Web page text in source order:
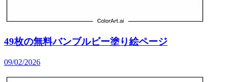
49枚の無料バンブルビー塗り絵ページ
09/02/2026